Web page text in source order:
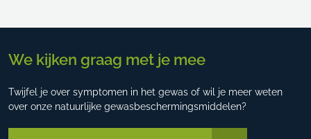
We kijken graag met je mee
Twijfel je over symptomen in het gewas of wil je meer weten
over onze natuurlijke gewasbeschermingsmiddelen?